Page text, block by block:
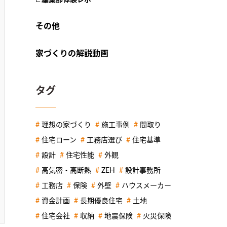
その他
家づくりの解説動画
タグ
理想の家づくり 施工事例 間取り
住宅ローン 工務店選び 住宅基準
設計 住宅性能 外観
高気密・高断熱 ZEH 設計事務所
工務店 保険 外壁 ハウスメーカー
資金計画 長期優良住宅 土地
住宅会社 収納 地震保険 火災保険